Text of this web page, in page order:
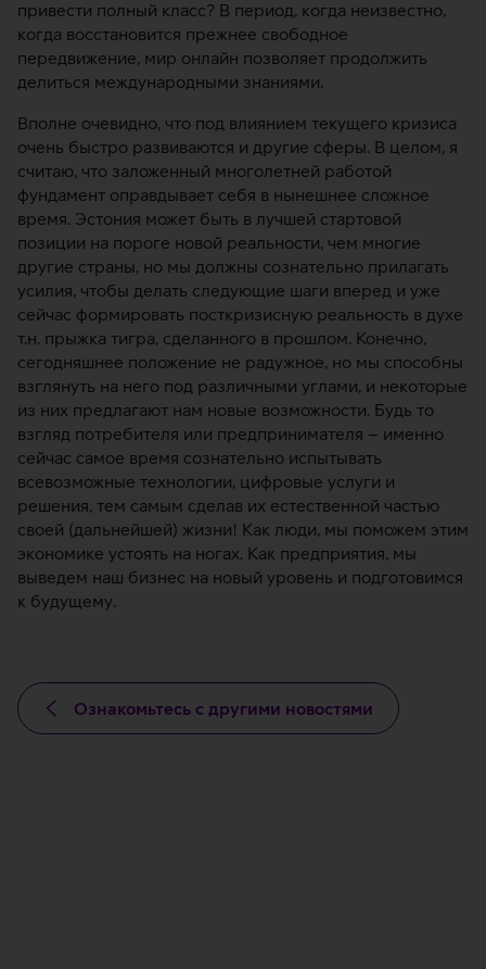
привести полный класс? В период, когда неизвестно,
когда восстановится прежнее свободное
передвижение, мир онлайн позволяет продолжить
делиться международными знаниями.
Вполне очевидно, что под влиянием текущего кризиса
очень быстро развиваются и другие сферы. В целом, я
считаю, что заложенный многолетней работой
фундамент оправдывает себя в нынешнее сложное
время. Эстония может быть в лучшей стартовой
позиции на пороге новой реальности, чем многие
другие страны, но мы должны сознательно прилагать
усилия, чтобы делать следующие шаги вперед и уже
сейчас формировать посткризисную реальность в духе
т.н. прыжка тигра, сделанного в прошлом. Конечно,
сегодняшнее положение не радужное, но мы способны
взглянуть на него под различными углами, и некоторые
из них предлагают нам новые возможности. Будь то
взгляд потребителя или предпринимателя – именно
сейчас самое время сознательно испытывать
всевозможные технологии, цифровые услуги и
решения, тем самым сделав их естественной частью
своей (дальнейшей) жизни! Как люди, мы поможем этим
экономике устоять на ногах. Как предприятия, мы
выведем наш бизнес на новый уровень и подготовимся
к будущему.
Ознакомьтесь с другими новостями